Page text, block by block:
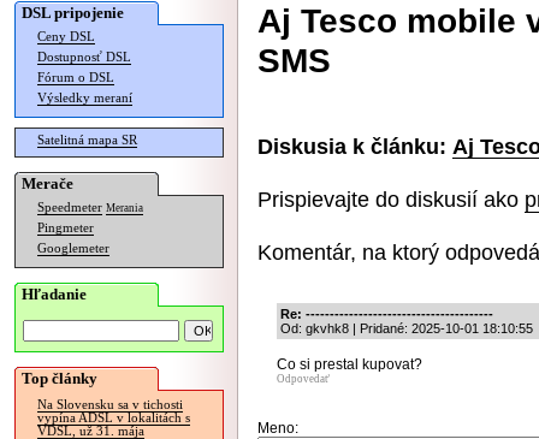
DSL pripojenie
Ceny DSL
Dostupnosť DSL
Fórum o DSL
Výsledky meraní
Satelitná mapa SR
Merače
Speedmeter Merania
Pingmeter
Googlemeter
Hľadanie
Top články
Na Slovensku sa v tichosti
vypína ADSL v lokalitách s
VDSL, už 31. mája
Aj Tesco mobile
SMS
Diskusia k článku: Aj
Prispievajte do diskusií ako
Komentár, na ktorý
Re: ---------------------------------------
Od: gkvhk8 | Pridané: 2025-10-01 18:10:55
Co si prestal kupovat?
Odpovedať
Meno: